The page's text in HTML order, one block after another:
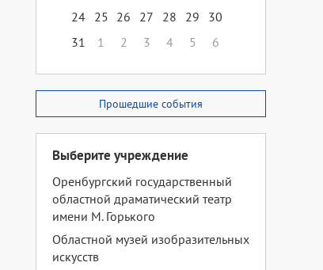
24 25 26 27 28 29
30
31
1 2 3 4 5 6
Прошедшие события
Выберите учреждение
Оренбургский государственный
областной драматический театр
имени М. Горького
Областной музей изобразительных
искусств